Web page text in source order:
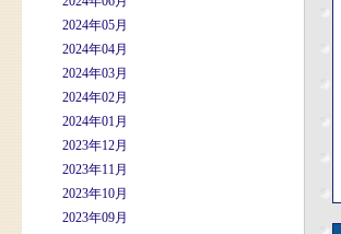
2024年05月
2024年04月
2024年03月
2024年02月
2024年01月
2023年12月
2023年11月
2023年10月
2023年09月